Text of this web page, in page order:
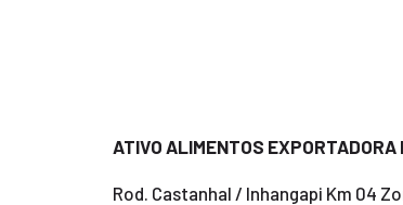
ATIVO ALIMENTOS EXPORTADORA
Rod. Castanhal / Inhangapi Km 04